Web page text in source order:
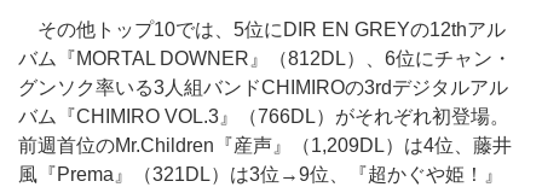
その他トップ10では、5位にDIR EN GREYの12thアル
バム『MORTAL DOWNER』（812DL）、6位にチャン・
グンソク率いる3人組バンドCHIMIROの3rdデジタルアル
バム『CHIMIRO VOL.3』（766DL）がそれぞれ初登場。
前週首位のMr.Children『産声』（1,209DL）は4位、藤井
風『Prema』（321DL）は3位→9位、『超かぐや姫！』